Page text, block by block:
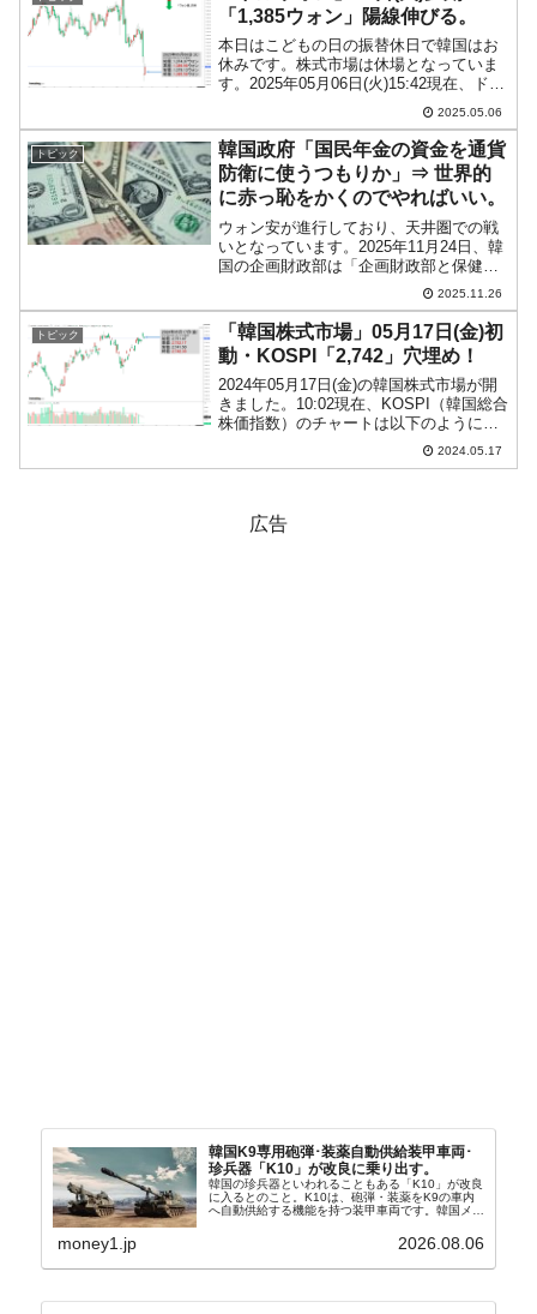
「1,385ウォン」陽線伸びる。
本日はこどもの日の振替休日で韓国はお
休みです。株式市場は休場となっていま
す。2025年05月06日(火)15:42現在、ドル
ウォンのチャートは以下のようになって
います（チャートは『Investing.com』よ
り引用）。陽線が伸びています。...
2025.05.06
トピック
韓国政府「国民年金の資金を通貨
防衛に使うつもりか」⇒ 世界的
に赤っ恥をかくのでやればいい。
ウォン安が進行しており、天井圏での戦
いとなっています。2025年11月24日、韓
国の企画財政部は「企画財政部と保健福
祉部、『韓国銀行』・『国民年金』は国
民年金海外投資拡大過程での外国為替市
場の影響などを点検するための四者協議
体を発足した」と...
2025.11.26
トピック
「韓国株式市場」05月17日(金)初
動・KOSPI「2,742」穴埋め！
2024年05月17日(金)の韓国株式市場が開
きました。10:02現在、KOSPI（韓国総合
株価指数）のチャートは以下のようにな
『Investing.com』より引用）。陰線で下
2024.05.17
広告
韓国K9専用砲弾･装薬自動供給装甲車両･
珍兵器「K10」が改良に乗り出す。
韓国の珍兵器といわれることもある「K10」が改良
に入るとのこと。K10は、砲弾・装薬をK9の車内
へ自動供給する機能を持つ装甲車両です。韓国メデ
から以下に一部を引きます。2005年に初めて...
money1.jp 2026.08.06